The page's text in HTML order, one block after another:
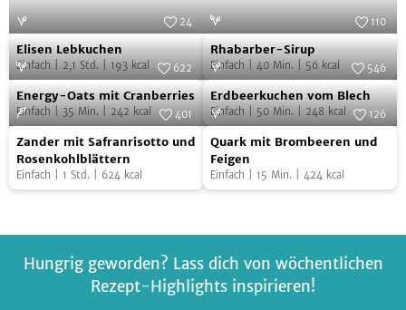
Elisen
Lebkuchen
Foto:iStock.com/La_vanda
24
Elisen Lebkuchen
Einfach 2,1 Std. 193 kcal
Rhabarber-
Sirup
Foto:SevenCooks
110
Rhabarber-Sirup
Einfach 40 Min. 56 kcal
Energy-
Oats
mit
Cranberries
Foto:SevenCooks
622
Energy-Oats mit Cranberries
Einfach 35 Min. 242 kcal
Erdbeerkuchen
vom
Blech
Foto:SevenCooks
546
Erdbeerkuchen vom Blech
Einfach 50 Min. 248 kcal
Zander
mit
Safranrisotto
Foto: SevenCooks
401
Zander mit Safranrisotto und
Rosenkohlblättern
Einfach 1 Std. 624 kcal
Quark
mit
Brombeeren
Foto: SevenCooks
126
Quark mit Brombeeren und
Feigen
Einfach 15 Min. 424 kcal
Hungrig geworden? Lass dich von wöchentlichen
Rezept-Highlights inspirieren!